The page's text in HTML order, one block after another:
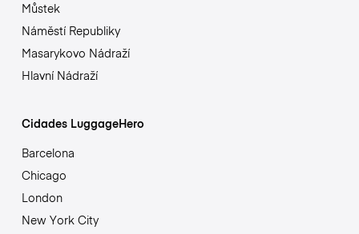
Můstek
Náměstí Republiky
Masarykovo Nádraží
Hlavní Nádraží
Cidades LuggageHero
Barcelona
Chicago
London
New York City